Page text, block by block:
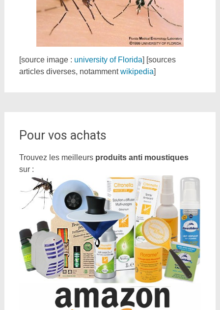
[source image : university of Florida] [sources
articles diverses, notammentwikipedia]
Pour vos achats
Trouvez les meilleurs produits anti moustiques
sur :